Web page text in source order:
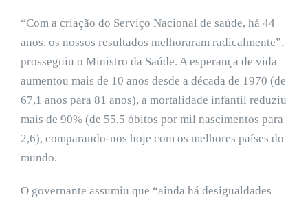
“Com a criação do Serviço Nacional de saúde, há 44
anos, os nossos resultados melhoraram radicalmente”,
prosseguiu o Ministro da Saúde. A esperança de vida
aumentou mais de 10 anos desde a década de 1970 (de
67,1 anos para 81 anos), a mortalidade infantil reduziu
mais de 90% (de 55,5 óbitos por mil nascimentos para
2,6), comparando-nos hoje com os melhores países do
mundo.
O governante assumiu que “ainda há desigualdades